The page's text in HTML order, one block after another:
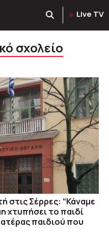
Live TV
σχολείο
στις Σέρρες: “Κάναμε
χτυπήσει το παιδί
παιδιού που